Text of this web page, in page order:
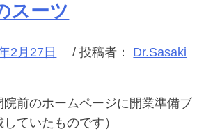
スーツ
2月27日 / 投稿者： Dr.Sasaki
院前のホームページに開業準備ブ
ていたものです）